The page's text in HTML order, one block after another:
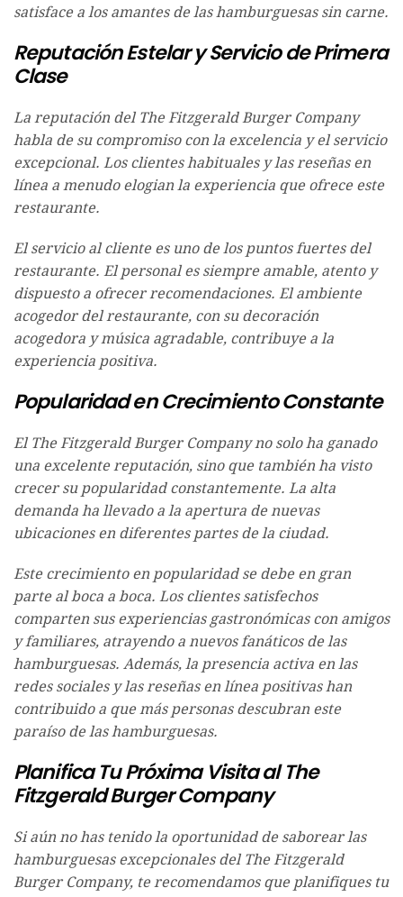
satisface a los amantes de las hamburguesas sin carne.
Reputación Estelar y Servicio de Primera
Clase
La reputación del The Fitzgerald Burger Company
habla de su compromiso con la excelencia y el servicio
excepcional. Los clientes habituales y las reseñas en
línea a menudo elogian la experiencia que ofrece este
restaurante.
El servicio al cliente es uno de los puntos fuertes del
restaurante. El personal es siempre amable, atento y
dispuesto a ofrecer recomendaciones. El ambiente
acogedor del restaurante, con su decoración
acogedora y música agradable, contribuye a la
experiencia positiva.
Popularidad en Crecimiento Constante
El The Fitzgerald Burger Company no solo ha ganado
una excelente reputación, sino que también ha visto
crecer su popularidad constantemente. La alta
demanda ha llevado a la apertura de nuevas
ubicaciones en diferentes partes de la ciudad.
Este crecimiento en popularidad se debe en gran
parte al boca a boca. Los clientes satisfechos
comparten sus experiencias gastronómicas con amigos
y familiares, atrayendo a nuevos fanáticos de las
hamburguesas. Además, la presencia activa en las
redes sociales y las reseñas en línea positivas han
contribuido a que más personas descubran este
paraíso de las hamburguesas.
Planifica Tu Próxima Visita al The
Fitzgerald Burger Company
Si aún no has tenido la oportunidad de saborear las
hamburguesas excepcionales del The Fitzgerald
Burger Company, te recomendamos que planifiques tu